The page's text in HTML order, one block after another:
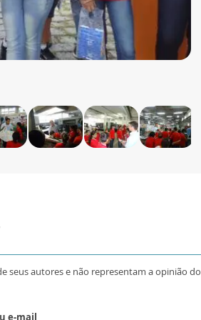
seus autores e não representam a opinião do
e-mail